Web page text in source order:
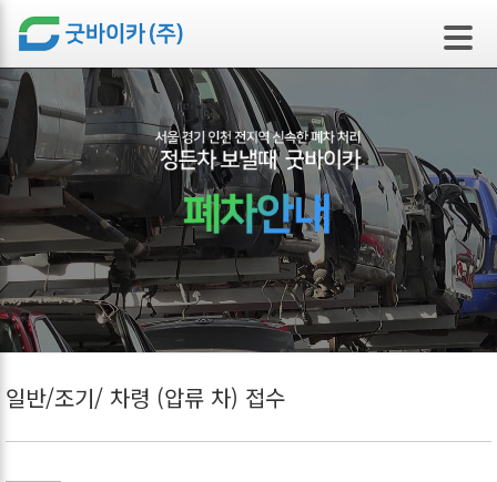
본문 바로가기
일반/조기/ 차령 (압류 차) 접수